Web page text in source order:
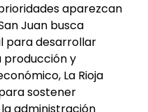
aparezcan
Juan busca
para desarrollar
y
La Rioja
sostener